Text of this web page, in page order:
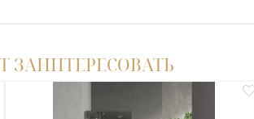
ЗАИНТЕРЕСОВАТЬ